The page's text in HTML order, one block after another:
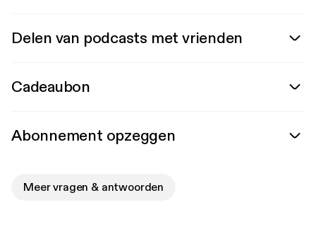
Delen van podcasts met vrienden
Cadeaubon
Abonnement opzeggen
Meer vragen & antwoorden